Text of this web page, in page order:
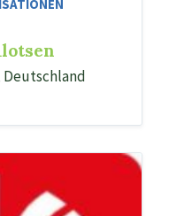
Deutschland